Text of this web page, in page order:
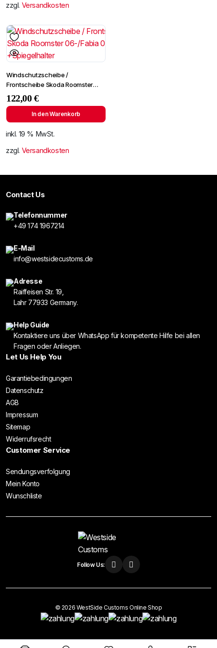
zzgl. Versandkosten
Windschutzscheibe /
Frontscheibe Skoda Roomster
06-/Fabia 07- +Spiegelhalter
122,00€
In den Warenkorb
inkl. 19 % MwSt.
zzgl. Versandkosten
Contact Us
Telefonnummer
+49 174 1967214
E-Mail
info@westsidecustoms.de
Adresse
Raiffeisen Str. 19,
Lahr 77933 Germany.
Help Guide
Kontaktiere uns über WhatsApp für kompetente Hilfe bei allen
Fragen oder Anliegen.
Let Us Help You
Garantiebedingungen
Datenschutz
AGB
Impressum
Sitemap
Widerrufsrecht
Customer Service
Sendungsverfolgung
Mein Konto
Wunschliste
Follow Us:
© 2026 WestSide Customs Online Shop